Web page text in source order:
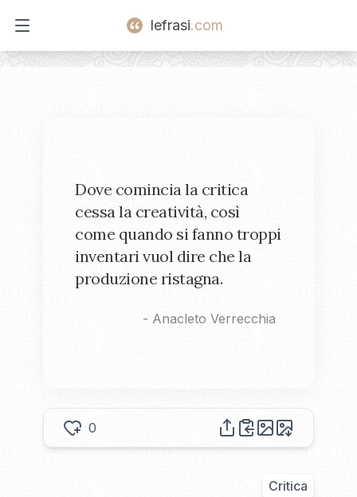
Open main menu
lefrasi.com
Dove comincia la critica
cessa la creatività, così
come quando si fanno troppi
inventari vuol dire che la
produzione ristagna.
- Anacleto Verrecchia
0
Critica